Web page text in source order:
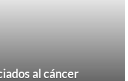
al cáncer